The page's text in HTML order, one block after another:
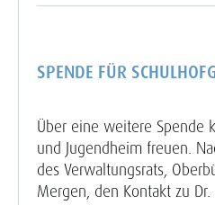
SPENDE FÜR
Über eine weitere Spende
und Jugendheim freuen.
des Verwaltungsrats,
Mergen, den Kontakt zu